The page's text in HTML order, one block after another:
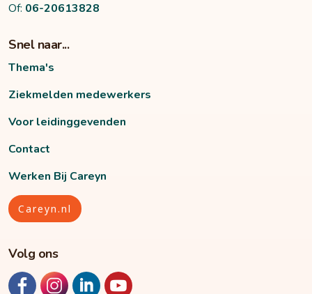
Of: 06-20613828
Snel naar...
Thema's
Ziekmelden medewerkers
Voor leidinggevenden
Contact
Werken Bij Careyn
Careyn.nl
Volg ons